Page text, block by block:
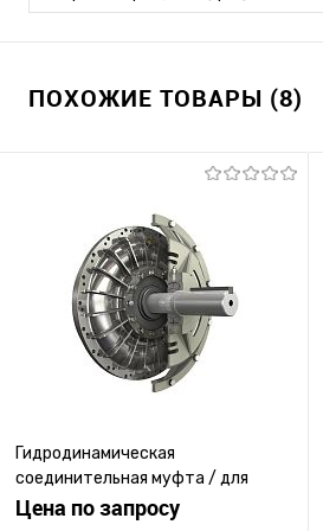
ПОХОЖИЕ ТОВАРЫ (8)
Гидродинамическая
соединительная муфта / для
трансмиссионного вала / для
Цена по запросу